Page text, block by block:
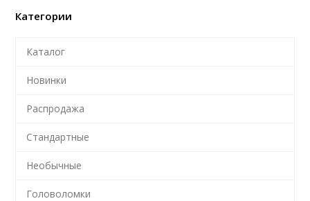
Категории
Каталог
Новинки
Распродажа
Стандартные
Необычные
Головоломки